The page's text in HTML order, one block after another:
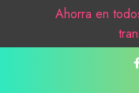
Ahorra en